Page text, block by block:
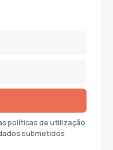
políticas de utilização
submetidos